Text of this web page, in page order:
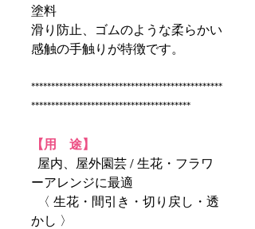
塗料
滑り防止、ゴムのような柔らかい
感触の手触りが特徴です。
************************************************
****************************************
【用 途】
屋内、屋外園芸 / 生花・フラワ
ーアレンジに最適
〈 生花・間引き・切り戻し・透
かし 〉